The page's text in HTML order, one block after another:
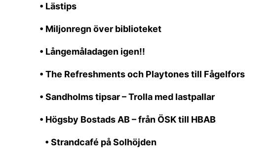
• Lästips
• Miljonregn över biblioteket
• Långemåladagen igen!!
• The Refreshments och Playtones till Fågelfors
• Sandholms tipsar – Trolla med lastpallar
• Högsby Bostads AB – från ÖSK till HBAB
• Strandcafé på Solhöjden